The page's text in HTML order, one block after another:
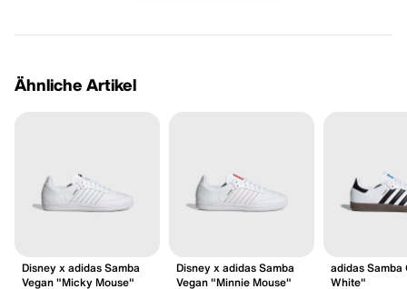
Ähnliche Artikel
Disney x adidas Samba
Vegan "Micky Mouse"
Disney x adidas Samba
Vegan "Minnie Mouse"
adidas Samba
White"